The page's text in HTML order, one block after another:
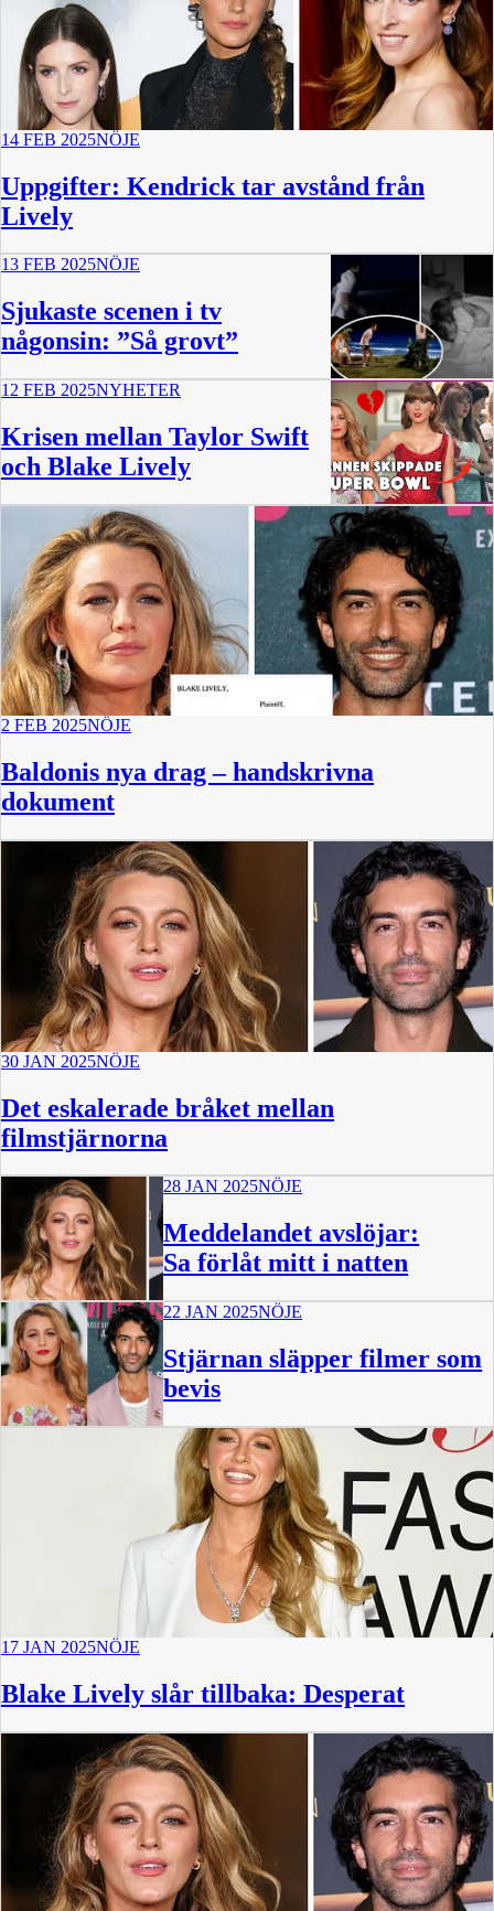
14 FEB 2025NÖJE
Uppgifter: Kendrick tar avstånd från
Lively
13 FEB 2025NÖJE
Sjukaste scenen i tv
någonsin: ”Så grovt”
32 min
12 FEB 2025NYHETER
Krisen mellan Taylor Swift
och Blake Lively
31 min
2 FEB 2025NÖJE
Baldonis nya drag – handskrivna
dokument
30 JAN 2025NÖJE
Det eskalerade bråket mellan
filmstjärnorna
28 JAN 2025NÖJE
Meddelandet avslöjar:
Sa förlåt mitt i natten
22 JAN 2025NÖJE
Stjärnan släpper filmer som
bevis
17 JAN 2025NÖJE
Blake Lively slår tillbaka: Desperat